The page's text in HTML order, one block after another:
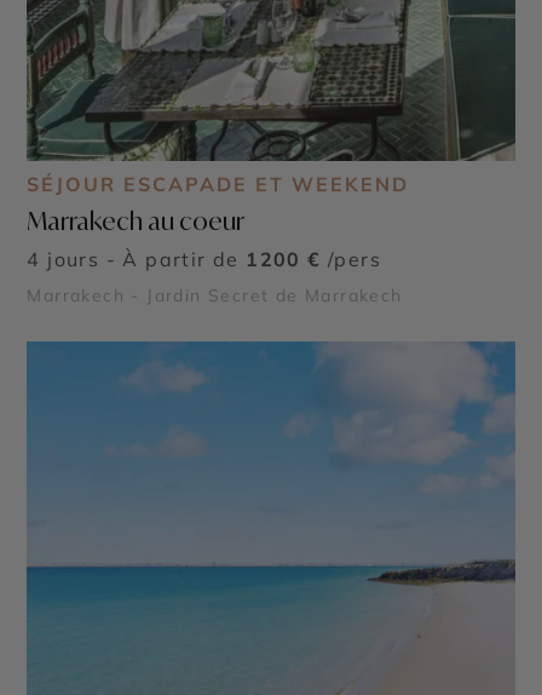
SÉJOUR ESCAPADE ET WEEKEND
Marrakech au coeur
4 jours - À partir de 1200 € /pers
Marrakech - Jardin Secret de Marrakech